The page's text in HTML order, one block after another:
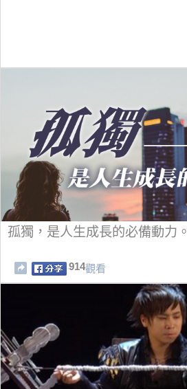
孤獨，是人生成長的必備動力。
914觀看